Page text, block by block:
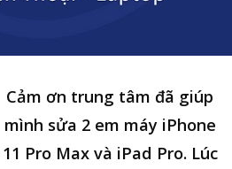
Cảm ơn trung tâm đã giúp
mình sửa 2 em máy iPhone
11 Pro Max và iPad Pro. Lúc